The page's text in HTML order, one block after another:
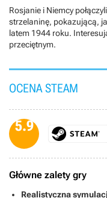
Rosjanie i Niemcy
strzelaninę, pokazującą,
latem 1944 roku.
przeciętnym.
OCENA STEAM
5.9
Główne zalety gry
Realistyczna